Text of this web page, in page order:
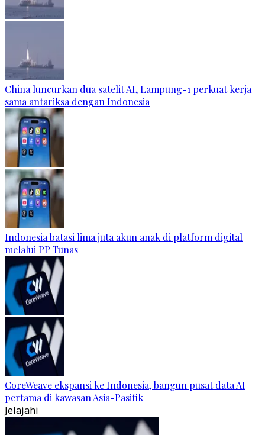
China luncurkan dua satelit AI, Lampung-1 perkuat kerja
sama antariksa dengan Indonesia
Indonesia batasi lima juta akun anak di platform digital
melalui PP Tunas
CoreWeave ekspansi ke Indonesia, bangun pusat data AI
pertama di kawasan Asia-Pasifik
Jelajahi